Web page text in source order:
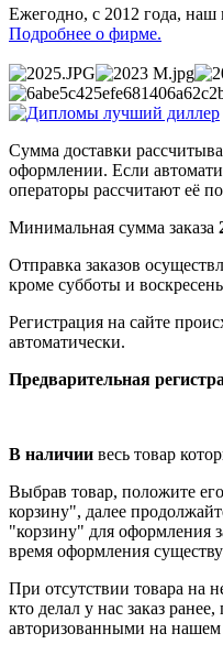
Ежегодно, с 2012 года, наш
Подробнее о фирме.
Сумма доставки
оформлении. Если
операторы рассчитают её
Минимальная сумма заказа
Отправка заказов
кроме субботы и
Регистрация на сайте
автоматически.
Предварительная
В наличии весь товар
Выбрав товар, положите
корзину", далее
"корзину" для оформления
время оформления
При отсутствии товара на
кто делал у нас заказ
авторизованными на нашем